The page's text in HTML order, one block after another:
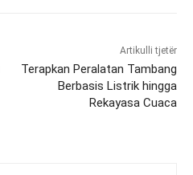
Artikulli tjetër
Terapkan Peralatan Tambang
Berbasis Listrik hingga
Rekayasa Cuaca